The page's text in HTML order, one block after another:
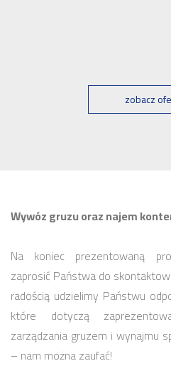
zobacz
Wywóz gruzu oraz najem
Na koniec prezentowaną
zaprosić Państwa do
radością udzielimy Państwu
które dotyczą
zarządzania gruzem i wynajmu
– nam można zaufać!